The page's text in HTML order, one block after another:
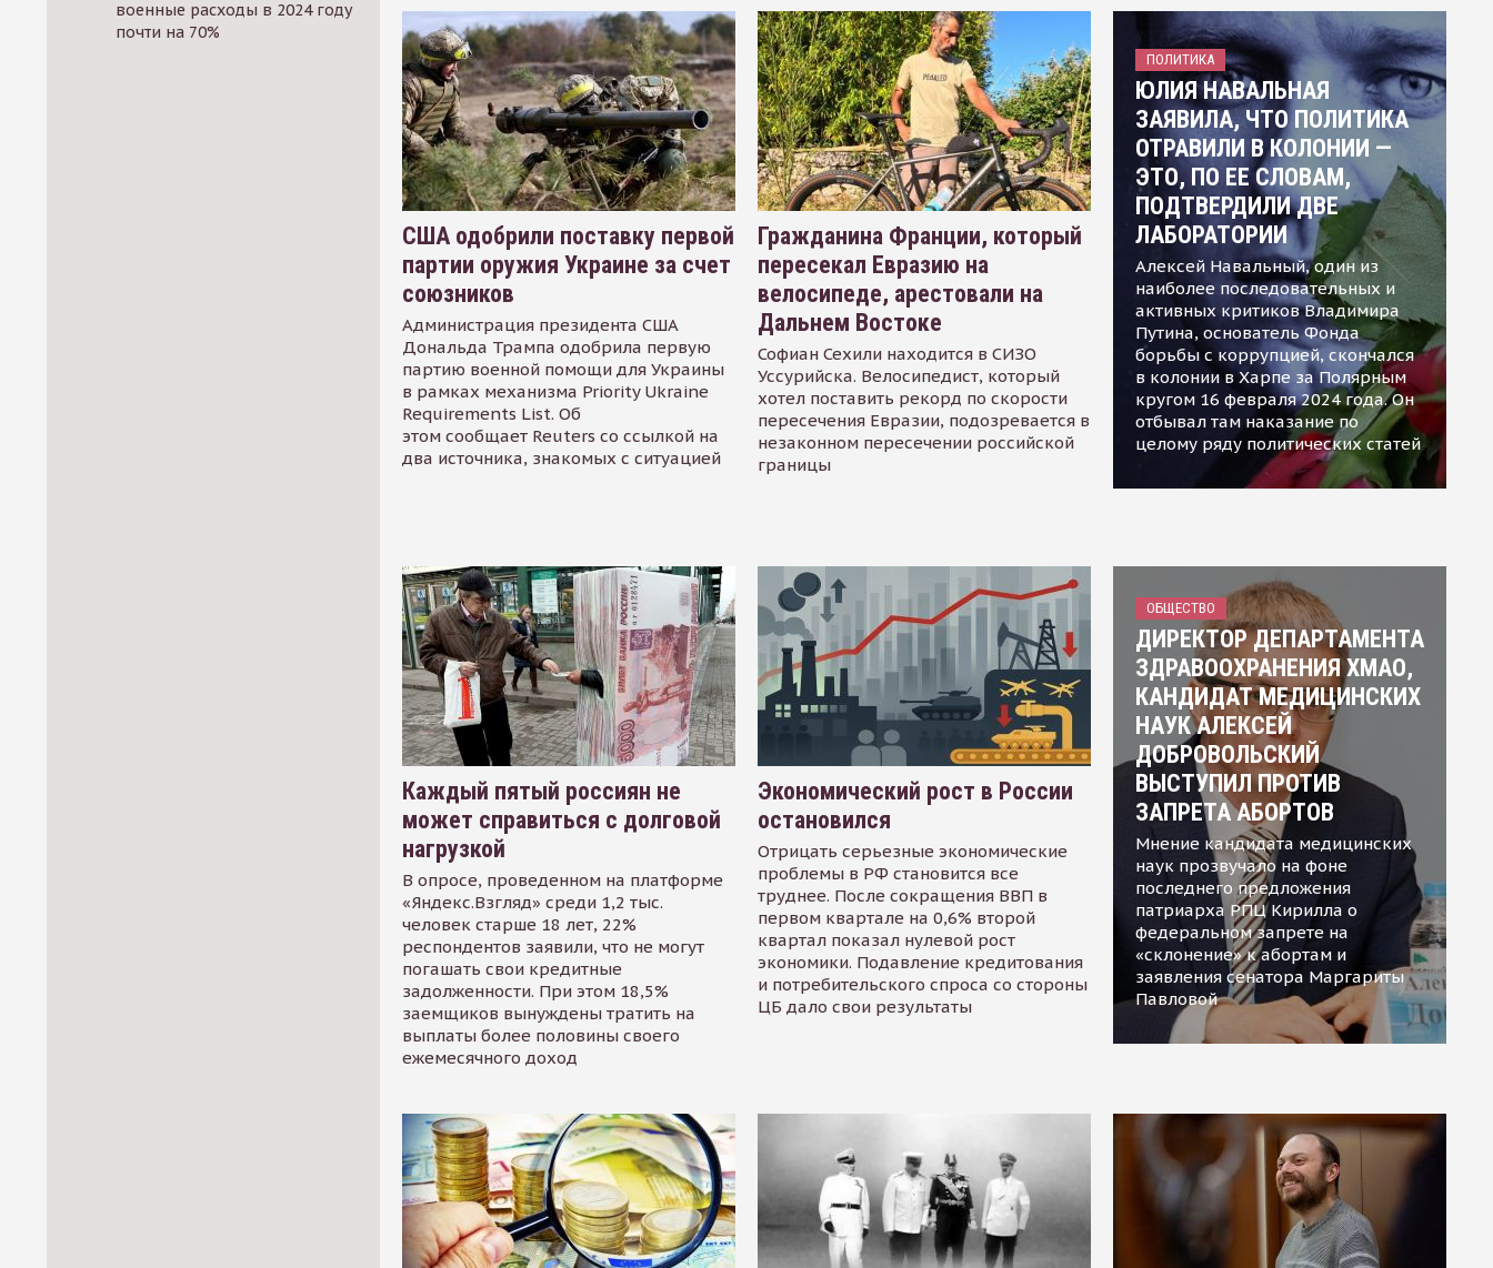
военные расходы в 2024 году
почти на 70%
США одобрили поставку первой
партии оружия Украине за счет
союзников
Администрация президента США
Дональда Трампа одобрила первую
партию военной помощи для Украины
в рамках механизма Priority Ukraine
Requirements List. Об
этом сообщает Reuters со ссылкой на
два источника, знакомых с ситуацией
Гражданина Франции, который
пересекал Евразию на
велосипеде, арестовали на
Дальнем Востоке
Софиан Сехили находится в СИЗО
Уссурийска. Велосипедист, который
хотел поставить рекорд по скорости
пересечения Евразии, подозревается в
незаконном пересечении российской
границы
ПОЛИТИКА
ЮЛИЯ НАВАЛЬНАЯ
ЗАЯВИЛА, ЧТО ПОЛИТИКА
ОТРАВИЛИ В КОЛОНИИ —
ЭТО, ПО ЕЕ СЛОВАМ,
ПОДТВЕРДИЛИ ДВЕ
ЛАБОРАТОРИИ
Алексей Навальный, один из
наиболее последовательных и
активных критиков Владимира
Путина, основатель Фонда
борьбы с коррупцией, скончался
в колонии в Харпе за Полярным
кругом 16 февраля 2024 года. Он
отбывал там наказание по
целому ряду политических статей
Каждый пятый россиян не
может справиться с долговой
нагрузкой
В опросе, проведенном на платформе
«Яндекс.Взгляд» среди 1,2 тыс.
человек старше 18 лет, 22%
респондентов заявили, что не могут
погашать свои кредитные
задолженности. При этом 18,5%
заемщиков вынуждены тратить на
выплаты более половины своего
ежемесячного доход
Экономический рост в России
остановился
Отрицать серьезные экономические
проблемы в РФ становится все
труднее. После сокращения ВВП в
первом квартале на 0,6% второй
квартал показал нулевой рост
экономики. Подавление кредитования
и потребительского спроса со стороны
ЦБ дало свои результаты
ОБЩЕСТВО
ДИРЕКТОР ДЕПАРТАМЕНТА
ЗДРАВООХРАНЕНИЯ ХМАО,
КАНДИДАТ МЕДИЦИНСКИХ
НАУК АЛЕКСЕЙ
ДОБРОВОЛЬСКИЙ
ВЫСТУПИЛ ПРОТИВ
ЗАПРЕТА АБОРТОВ
Мнение кандидата медицинских
наук прозвучало на фоне
последнего предложения
патриарха РПЦ Кирилла о
федеральном запрете на
«склонение» к абортам и
заявления сенатора Маргариты
Павловой